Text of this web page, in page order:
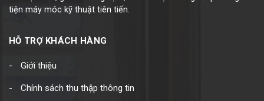
tiện máy móc kỹ thuật tiên tiến.
HỖ TRỢ KHÁCH HÀNG
Giới thiệu
Chính sách thu thập thông tin